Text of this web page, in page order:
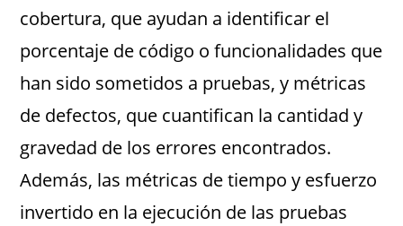
cobertura, que ayudan a identificar el
porcentaje de código o funcionalidades que
han sido sometidos a pruebas, y métricas
de defectos, que cuantifican la cantidad y
gravedad de los errores encontrados.
Además, las métricas de tiempo y esfuerzo
invertido en la ejecución de las pruebas